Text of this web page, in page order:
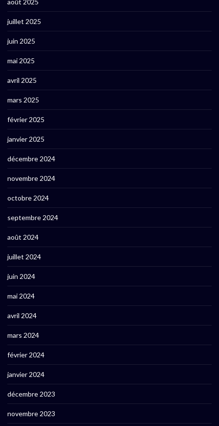
août 2025
juillet 2025
juin 2025
mai 2025
avril 2025
mars 2025
février 2025
janvier 2025
décembre 2024
novembre 2024
octobre 2024
septembre 2024
août 2024
juillet 2024
juin 2024
mai 2024
avril 2024
mars 2024
février 2024
janvier 2024
décembre 2023
novembre 2023